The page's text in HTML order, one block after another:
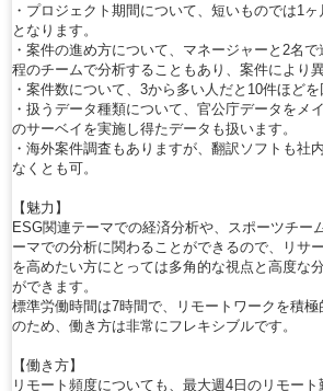
・プロジェクト期間について、短いものでは1
となります。
・案件の進め方について、マネージャーと2名
程のチームで分析することもあり、案件により異
・案件数について、3から多い人だと10件ほどを
・扱うデータ種類について、官公庁データをメ
のサーベイを実施し得たデータも扱います。
・海外案件調査もありますが、翻訳ソフトも社
なくとも可。
【魅力】
ESG関連テーマでの経済分析や、スポーツチー
ーマでの分析に関わることができるので、リサ
を高めたい方にとっては多角的な視点と高度な
ができます。
標準労働時間は7時間で、リモートワークを積
のため、働き方は非常にフレキシブルです。
【働き方】
リモート頻度についても、最大週4日のリモート